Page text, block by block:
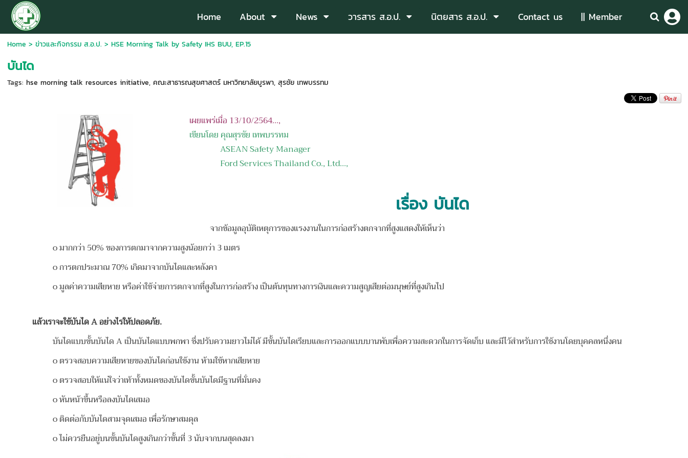
Home About News วารสาร ส.อ.ป. นิตยสาร ส.อ.ป. Contact us || Member
Home > ข่าวและกิจกรรม ส.อ.ป. > HSE Morning Talk by Safety IHS BUU, EP.15
บันได
Tags: hse morning talk resources initiative, คณะสาธารณสุขศาสตร์ มหาวิทยาลัยบูรพา, สุรชัย เทพบรรทม
เผยแพร่เมื่อ 13/10/2564...,
เขียนโดย คุณสุรชัย เทพบรรทม
ASEAN Safety Manager
Ford Services Thailand Co., Ltd...,
เรื่อง บันได
จากข้อมูลอุบัติเหตุการของแรงงานในการก่อสร้างตกจากที่สูงแสดงให้เห็นว่า
oมากกว่า 50% ของการตกมาจากความสูงน้อยกว่า 3 เมตร
oการตกประมาณ 70% เกิดมาจากบันไดและหลังคา
oมูลค่าความเสียหาย หรือค่าใช้จ่ายการตกจากที่สูงในการก่อสร้าง เป็นต้นทุนทางการเงินและความสูญเสียต่อมนุษย์ที่สูงเกินไป
แล้วเราจะใช้บันไดA อย่างไรให้ปลอดภัย.
บันไดแบบขั้นบันได A เป็นบันไดแบบพกพา ซึ่งปรับความยาวไม่ได้ มีขั้นบันไดเรียบและการออกแบบบานพับเพื่อความสะดวกในการจัดเก็บ และมีไว้สำหรับการใช้งานโดยบุคคลหนึ่งคน
o ตรวจสอบความเสียหายของบันไดก่อนใช้งาน ห้ามใช้หากเสียหาย
oตรวจสอบให้แน่ใจว่าเท้าทั้งหมดของบันไดขั้นบันไดมีฐานที่มั่นคง
oหันหน้าขึ้นหรือลงบันไดเสมอ
oติดต่อกับบันไดสามจุดเสมอ เพื่อรักษาสมดุล
oไม่ควรยืนอยู่บนขั้นบันไดสูงเกินกว่าขั้นที่ 3 นับจากบนสุดลงมา